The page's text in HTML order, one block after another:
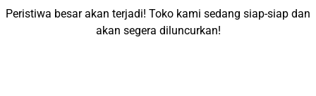
Peristiwa besar akan terjadi! Toko kami sedang siap-siap dan
akan segera diluncurkan!